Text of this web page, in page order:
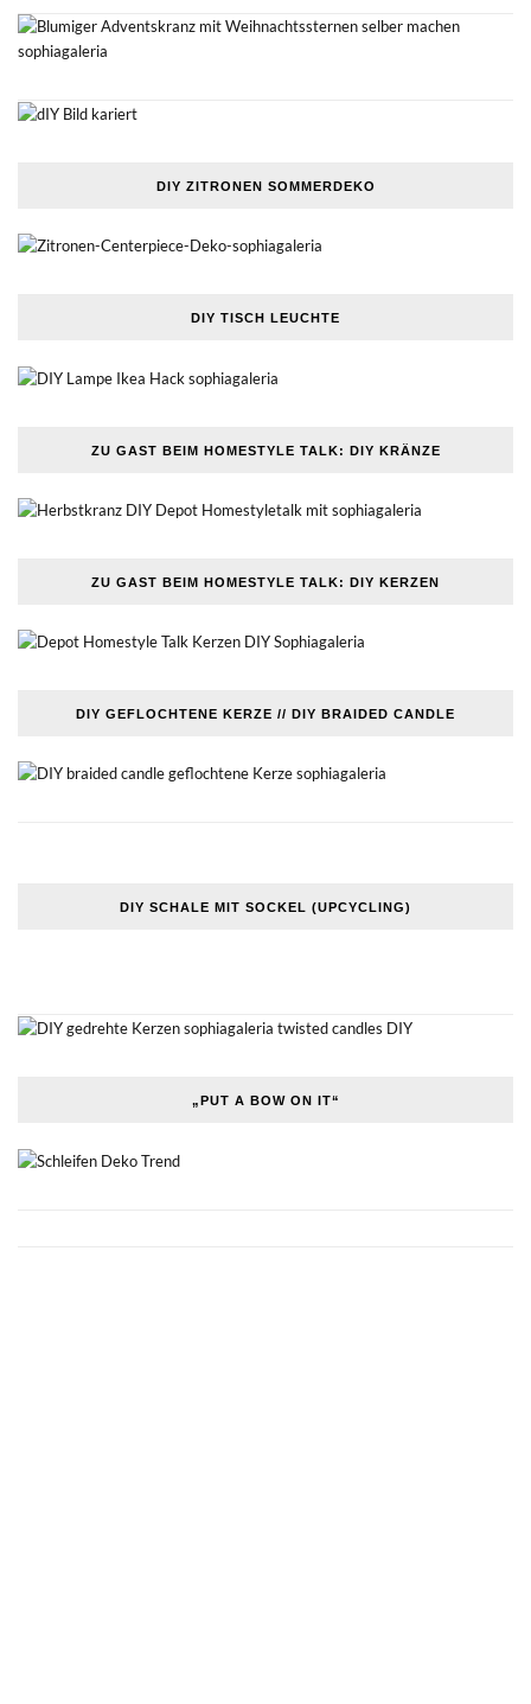
DIY ZITRONEN SOMMERDEKO
DIY TISCH LEUCHTE
ZU GAST BEIM HOMESTYLE TALK: DIY KRÄNZE
ZU GAST BEIM HOMESTYLE TALK: DIY KERZEN
DIY GEFLOCHTENE KERZE // DIY BRAIDED CANDLE
DIY SCHALE MIT SOCKEL (UPCYCLING)
„PUT A BOW ON IT“